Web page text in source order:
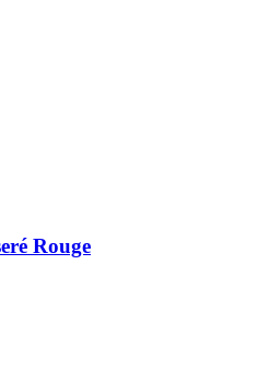
Rouge